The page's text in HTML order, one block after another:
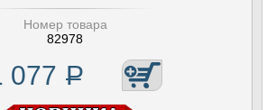
Номер товара
82978
077 Р